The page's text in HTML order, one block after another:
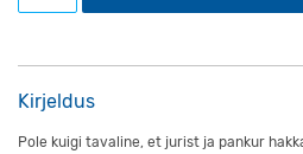
Kirjeldus
Pole kuigi tavaline, et jurist ja pankur